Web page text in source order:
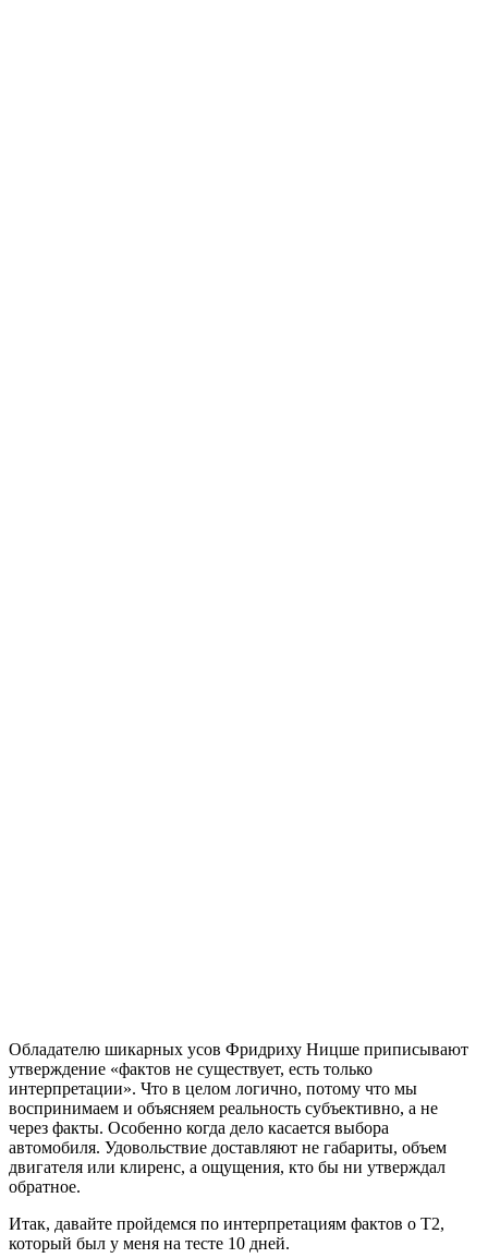
Обладателю шикарных усов Фридриху Ницше приписывают
утверждение «фактов не существует, есть только
интерпретации». Что в целом логично, потому что мы
воспринимаем и объясняем реальность субъективно, а не
через факты. Особенно когда дело касается выбора
автомобиля. Удовольствие доставляют не габариты, объем
двигателя или клиренс, а ощущения, кто бы ни утверждал
обратное.
Итак, давайте пройдемся по интерпретациям фактов о T2,
который был у меня на тесте 10 дней.